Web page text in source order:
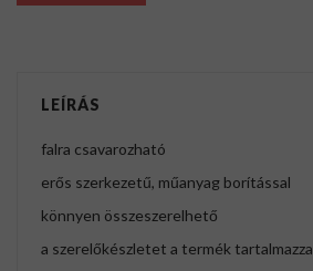
LEÍRÁS
falra csavarozható
erős szerkezetű, műanyag borítással
könnyen összeszerelhető
a szerelőkészletet a termék tartalmazza